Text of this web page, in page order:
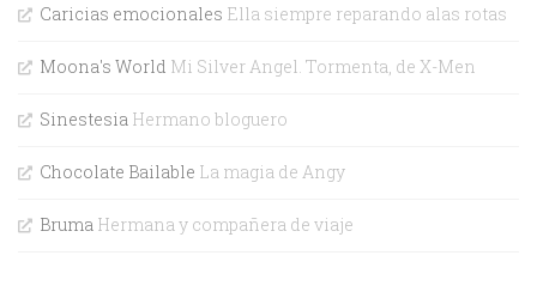
Caricias emocionales Ella siempre reparando alas rotas
Moona's World Mi Silver Angel. Tormenta, de X-Men
Sinestesia Hermano bloguero
Chocolate Bailable La magia de Angy
Bruma Hermana y compañera de viaje